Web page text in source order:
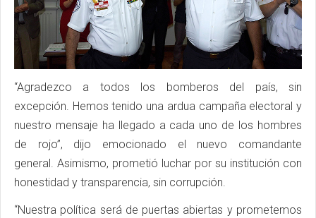
“Agradezco a todos los bomberos del país, sin
excepción. Hemos tenido una ardua campaña electoral y
nuestro mensaje ha llegado a cada uno de los hombres
de rojo”, dijo emocionado el nuevo comandante
general. Asimismo, prometió luchar por su institución con
honestidad y transparencia, sin corrupción.
“Nuestra política será de puertas abiertas y prometemos